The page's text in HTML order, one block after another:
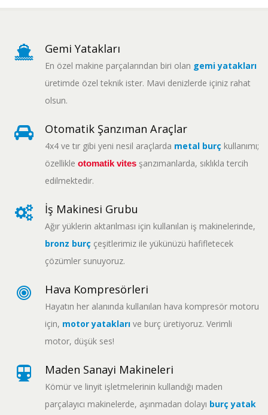
Gemi Yatakları
En özel makine parçalarından biri olan gemi yatakları
üretimde özel teknik ister. Mavi denizlerde içiniz rahat
olsun.
Otomatik Şanzıman Araçlar
4x4 ve tır gibi yeni nesil araçlarda metal burç kullanımı;
özellikle otomatik vites şanzımanlarda, sıklıkla tercih
edilmektedir.
İş Makinesi Grubu
Ağır yüklerin aktarılması için kullanılan iş makinelerinde,
bronz burç çeşitlerimiz ile yükünüzü hafifletecek
çözümler sunuyoruz.
Hava Kompresörleri
Hayatın her alanında kullanılan hava kompresör motoru
için, motor yatakları ve burç üretiyoruz. Verimli
motor, düşük ses!
Maden Sanayi Makineleri
Kömür ve linyit işletmelerinin kullandığı maden
parçalayıcı makinelerde, aşınmadan dolayı burç yatak